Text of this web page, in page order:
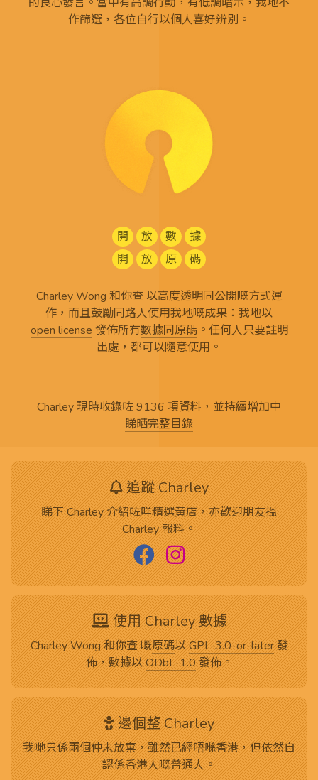
作篩選，各位自行以個人喜好辨別。
開 放 數
據
開
放 原 碼
Charley Wong 和你查 以高度透明同公開嘅方式運
作，而且鼓勵同路人使用我地嘅成果：我地以
open license 發佈所有數據同原碼。任何人只要註明
出處，都可以隨意使用。
Charley 現時收錄咗 9136 項資料，並持續增加中
睇晒完整目錄
追蹤 Charley
睇下 Charley 介紹咗咩精選黃店，亦歡迎朋友搵
Charley 報料。
使用 Charley 數據
Charley Wong 和你查 嘅原碼以GPL-3.0-or-later發
佈，數據以ODbL-1.0發佈。
邊個整 Charley
我哋只係兩個仲未放棄，雖然已經唔喺香港，但依然自
認係香港人嘅普通人。